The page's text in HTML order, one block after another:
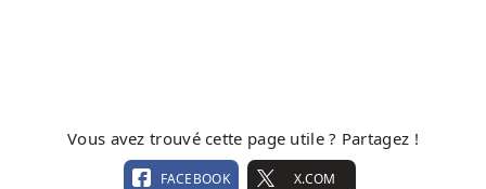
Vous avez trouvé cette page utile ? Partagez !
FACEBOOK X.COM